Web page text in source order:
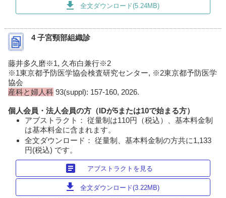
download 全文ダウンロード(5.24MB)
4 子宮頸部組織診
藤井多久磨※1, 久布白兼行※2
※1東京都予防医学協会検査研究センター, ※2東京都予防医学
協会
産科と婦人科 93(suppl): 157-160, 2026.
個人会員・法人会員の方（IDが5または10で始まる方）
アブストラクト： 従量制は110円（税込）、基本料金制
は基本料金に含まれます。
全文ダウンロード： 従量制、基本料金制の方共に1,133
円(税込) です。
article アブストラクトを見る
download 全文ダウンロード(3.22MB)